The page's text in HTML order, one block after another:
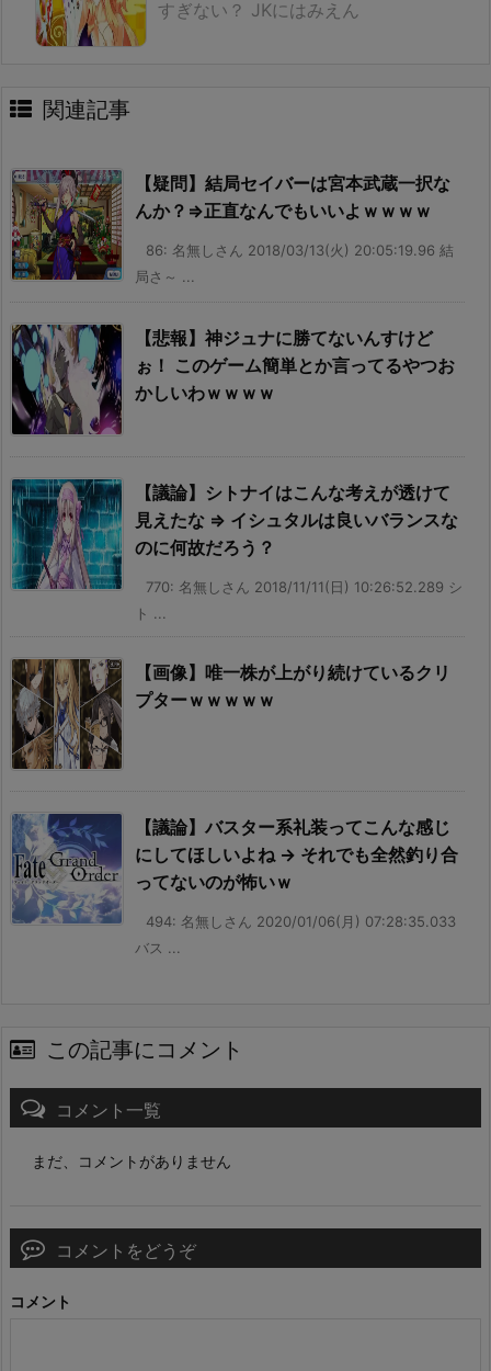
すぎない？ JKにはみえん
関連記事
【疑問】結局セイバーは宮本武蔵一択な
んか？⇒正直なんでもいいよｗｗｗｗ
86: 名無しさん 2018/03/13(火) 20:05:19.96 結
局さ～ ...
【悲報】神ジュナに勝てないんすけど
ぉ！ このゲーム簡単とか言ってるやつお
かしいわｗｗｗｗ
【議論】シトナイはこんな考えが透けて
見えたな ⇒ イシュタルは良いバランスな
のに何故だろう？
770: 名無しさん 2018/11/11(日) 10:26:52.289 シ
ト ...
【画像】唯一株が上がり続けているクリ
プターｗｗｗｗｗ
【議論】バスター系礼装ってこんな感じ
にしてほしいよね → それでも全然釣り合
ってないのが怖いｗ
494: 名無しさん 2020/01/06(月) 07:28:35.033
バス ...
この記事にコメント
コメント一覧
まだ、コメントがありません
コメントをどうぞ
コメント